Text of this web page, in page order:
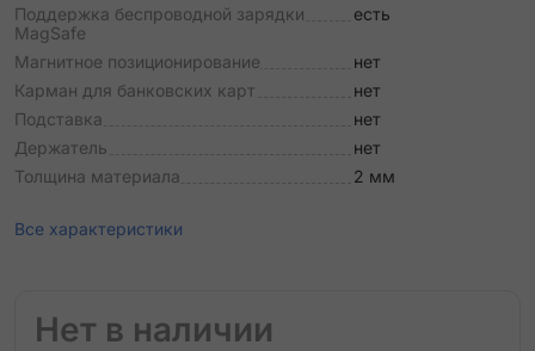
Поддержка беспроводной зарядки
MagSafe
есть
Магнитное позиционирование
нет
Карман для банковских карт
нет
Подставка
нет
Держатель
нет
Толщина материала
2 мм
Все характеристики
Нет в наличии